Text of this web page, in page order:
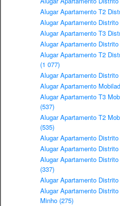
Alugar Apartamento T2
Alugar Apartamento
Alugar Apartamento T3
Alugar Apartamento
Alugar Apartamento T2
(1 077)
Alugar Apartamento
Alugar Apartamento
Alugar Apartamento T3
(537)
Alugar Apartamento T2
(535)
Alugar Apartamento
Alugar Apartamento
Alugar Apartamento
(337)
Alugar Apartamento
Alugar Apartamento
Minho (275)